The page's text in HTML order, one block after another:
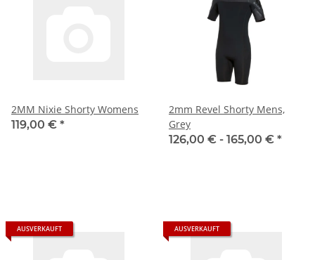
2MM Nixie Shorty Womens
119,00 € *
2mm Revel Shorty Mens,
Grey
126,00 € - 165,00 € *
AUSVERKAUFT AUSVERKAUFT